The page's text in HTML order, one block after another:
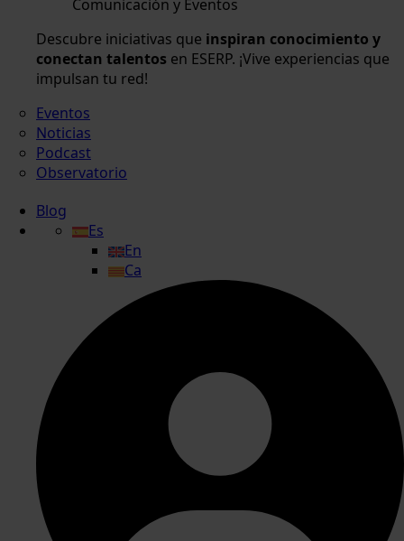
Comunicación y Eventos
Descubre iniciativas que inspiran conocimiento y
conectan talentos en ESERP. ¡Vive experiencias que
impulsan tu red!
Eventos
Noticias
Podcast
Observatorio
Blog
Es
En
Ca